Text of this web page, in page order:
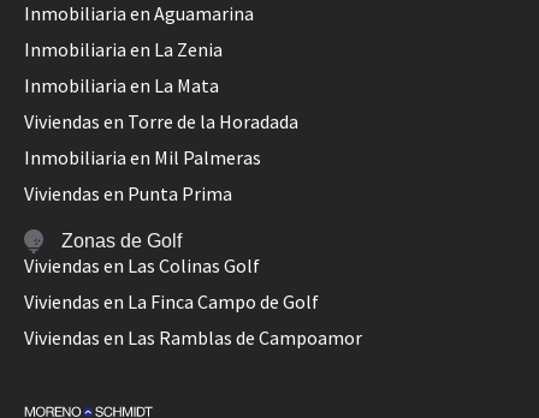
Inmobiliaria en Aguamarina
Inmobiliaria en La Zenia
Inmobiliaria en La Mata
Viviendas en Torre de la Horadada
Inmobiliaria en Mil Palmeras
Viviendas en Punta Prima
Zonas de Golf
Viviendas en Las Colinas Golf
Viviendas en La Finca Campo de Golf
Viviendas en Las Ramblas de Campoamor